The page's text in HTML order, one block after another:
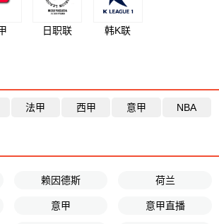
日职联 韩K联
法甲 西甲 意甲 NBA
赖因德斯 荷兰
意甲 意甲直播